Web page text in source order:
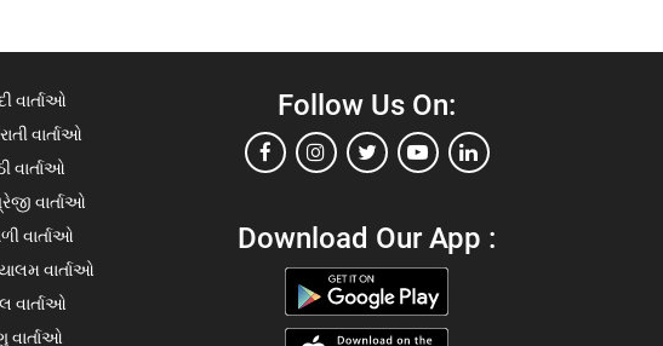
વાર્તાઓ
વાર્તાઓ
વાર્તાઓ
વાર્તાઓ
વાર્તાઓ
વાર્તાઓ
વાર્તાઓ
વાર્તાઓ
Follow Us On:
Download Our App :